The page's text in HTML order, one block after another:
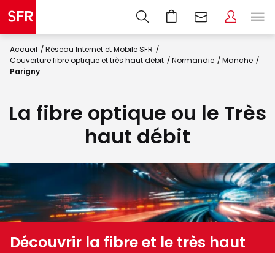
Accueil
Réseau Internet et Mobile SFR
Couverture fibre optique et très haut débit
Normandie
Manche
Parigny
La fibre optique ou le Très
haut débit
Découvrir la fibre et le très haut